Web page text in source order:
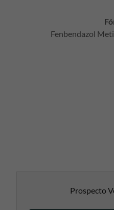
Fenbendazol
Prospecto